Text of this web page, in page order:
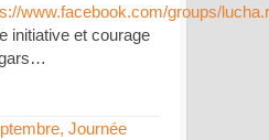
www.facebook.com/groups/
initiative et courage
Journée